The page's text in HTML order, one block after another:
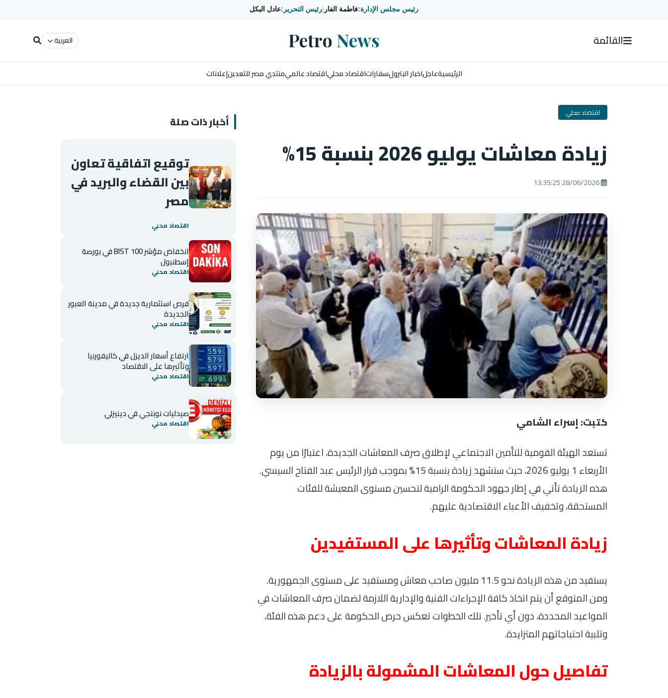
رئيس مجلس الإدارة:فاطمة الفار رئيس التحرير:عادل البكل
القائمة Petro News العربية
الرئيسيةعاجلاخبار البترولسفاراتاقتصاد محلياقتصاد عالميمنتدي مصر للتعدينإعلانات
اقتصاد محلي
زيادة معاشات يوليو 2026 بنسبة 15%
كتبت: إسراء الشامي
تستعد الهيئة القومية للتأمين الاجتماعي لإطلاق صرف المعاشات الجديدة، اعتبارًا من يوم
الأربعاء 1 يوليو 2026، حيث ستشهد زيادة بنسبة 15% بموجب قرار الرئيس عبد الفتاح السيسي.
هذه الزيادة تأتي في إطار جهود الحكومة الرامية لتحسين مستوى المعيشة للفئات
المستحقة، وتخفيف الأعباء الاقتصادية عليهم.
زيادة المعاشات وتأثيرها على المستفيدين
يستفيد من هذه الزيادة نحو 11.5 مليون صاحب معاش ومستفيد على مستوى الجمهورية.
ومن المتوقع أن يتم اتخاذ كافة الإجراءات الفنية والإدارية اللازمة لضمان صرف المعاشات في
المواعيد المحددة، دون أي تأخير. تلك الخطوات تعكس حرص الحكومة على دعم هذه الفئة،
وتلبية احتياجاتهم المتزايدة.
تفاصيل حول المعاشات المشمولة بالزيادة
أخبار ذات صلة
توقيع اتفاقية تعاون
بين القضاء والبريد في
مصر
اقتصاد محلي
انخفاض مؤشر BIST 100 في بورصة
إسطنبول
اقتصاد محلي
فرص استثمارية جديدة في مدينة العبور
الجديدة
اقتصاد محلي
ارتفاع أسعار الديزل في كاليفورنيا
وتأثيرها على الاقتصاد
اقتصاد محلي
صيدليات نوبتجي في دينيزلي
اقتصاد محلي